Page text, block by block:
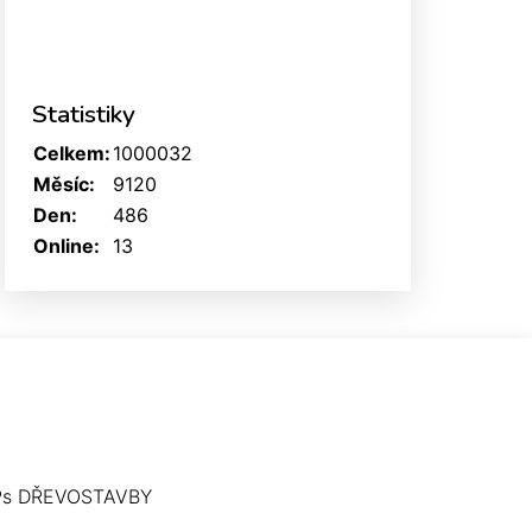
Statistiky
Online: 13
Celkem: 1000032
Měsíc:
9120
Den:
486
DŘEVOSTAVBY